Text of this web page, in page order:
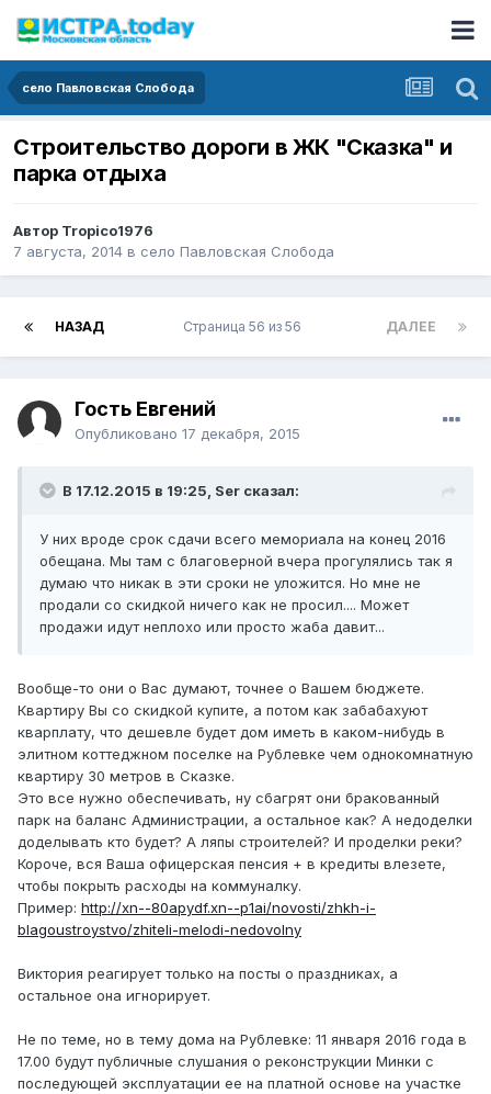
село Павловская Слобода
Строительство дороги в ЖК "Сказка" и
парка отдыха
Автор Tropico1976
7 августа, 2014 в село Павловская Слобода
НАЗАД ДАЛЕЕ
Страница 56 из 56
Гость Евгений
Опубликовано 17 декабря, 2015
В 17.12.2015 в 19:25, Ser сказал:
У них вроде срок сдачи всего мемориала на конец 2016
обещана. Мы там с благоверной вчера прогулялись так я
думаю что никак в эти сроки не уложится. Но мне не
продали со скидкой ничего как не просил.... Может
продажи идут неплохо или просто жаба давит...
Вообще-то они о Вас думают, точнее о Вашем бюджете.
Квартиру Вы со скидкой купите, а потом как забабахуют
кварплату, что дешевле будет дом иметь в каком-нибудь в
элитном коттеджном поселке на Рублевке чем однокомнатную
квартиру 30 метров в Сказке.
Это все нужно обеспечивать, ну сбагрят они бракованный
парк на баланс Администрации, а остальное как? А недоделки
доделывать кто будет? А ляпы строителей? И проделки реки?
Короче, вся Ваша офицерская пенсия + в кредиты влезете,
чтобы покрыть расходы на коммуналку.
Пример: http://xn--80apydf.xn--p1ai/novosti/zhkh-i-
blagoustroystvo/zhiteli-melodi-nedovolny
Виктория реагирует только на посты о праздниках, а
остальное она игнорирует.
Не по теме, но в тему дома на Рублевке: 11 января 2016 года в
17.00 будут публичные слушания о реконструкции Минки с
последующей эксплуатации ее на платной основе на участке